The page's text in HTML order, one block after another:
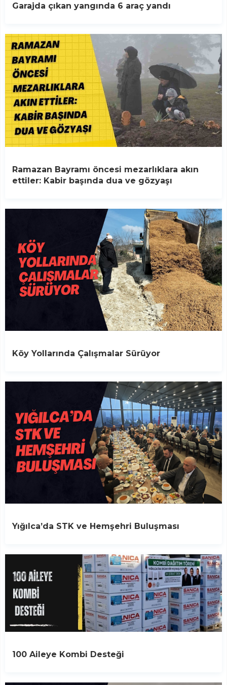
Garajda çıkan yangında 6 araç yandı
Ramazan Bayramı öncesi mezarlıklara akın
ettiler: Kabir başında dua ve gözyaşı
Köy Yollarında Çalışmalar Sürüyor
Yığılca’da STK ve Hemşehri Buluşması
100 Aileye Kombi Desteği